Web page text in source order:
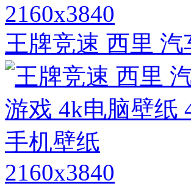
2160x3840
王牌竞速 西里
2160x3840